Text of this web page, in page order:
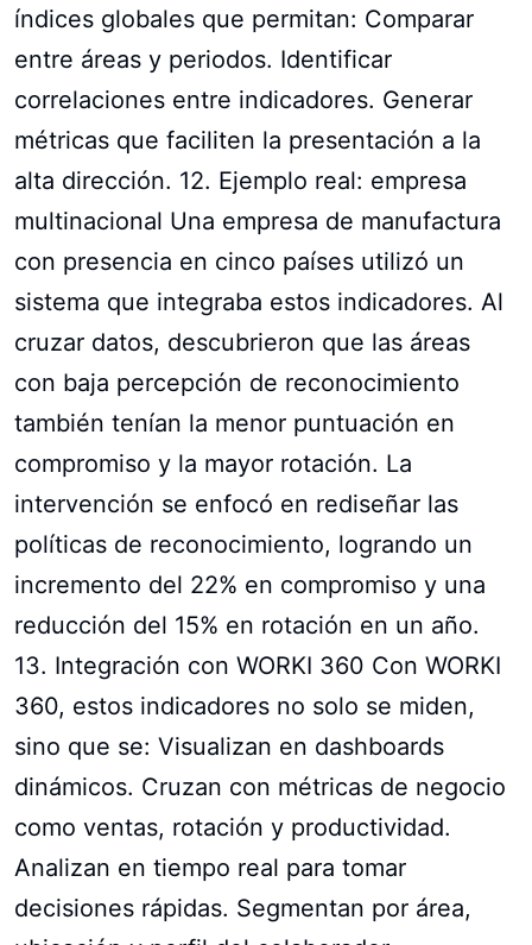
índices globales que permitan: Comparar
entre áreas y periodos. Identificar
correlaciones entre indicadores. Generar
métricas que faciliten la presentación a la
alta dirección. 12. Ejemplo real: empresa
multinacional Una empresa de manufactura
con presencia en cinco países utilizó un
sistema que integraba estos indicadores. Al
cruzar datos, descubrieron que las áreas
con baja percepción de reconocimiento
también tenían la menor puntuación en
compromiso y la mayor rotación. La
intervención se enfocó en rediseñar las
políticas de reconocimiento, logrando un
incremento del 22% en compromiso y una
reducción del 15% en rotación en un año.
13. Integración con WORKI 360 Con WORKI
360, estos indicadores no solo se miden,
sino que se: Visualizan en dashboards
dinámicos. Cruzan con métricas de negocio
como ventas, rotación y productividad.
Analizan en tiempo real para tomar
decisiones rápidas. Segmentan por área,